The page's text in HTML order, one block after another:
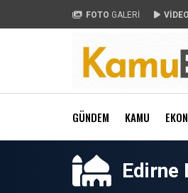
FOTO GALERİ VİDEO
GÜNDEM KAMU
Edirne